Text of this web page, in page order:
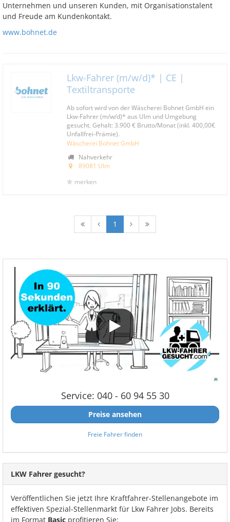
Unternehmen und unseren Kunden, mit Organisationstalent
und Freude am Kundenkontakt.
www.bohnet.de
Lkw-Fahrer (m/w/d)* | CE |
Textiltransporte
Ab sofort wird von der Wäscherei Bohnet GmbH ein
Lkw-Fahrer (m/w/d)* aus Ulm und Umgebung
gesucht. Gehalt: 3.900 € Brutto/Monat (inkl. 400,00€
Unfallfrei-Prämie).
Wäscherei Bohnet GmbH
Nahverkehr
89081 Ulm
merken
1
Service: 040 - 60 94 55 30
Preise ansehen
Freie Fahrer finden
LKW Fahrer gesucht?
Veröffentlichen Sie jetzt Ihre Kraftfahrer-Stellenangebote im
effektiven Spezial-Stellenmarkt für Lkw Fahrer Jobs. Bereits
im Format Basic profitieren Sie: